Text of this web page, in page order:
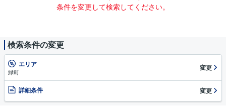
条件を変更して検索してください。
検索条件の変更
エリア
緑町
変更
詳細条件 変更